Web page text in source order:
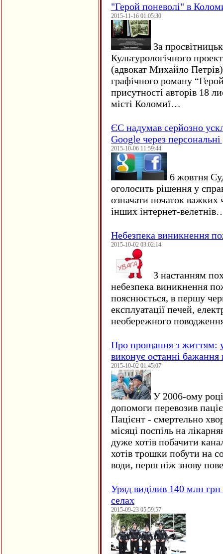
"Герой поневолі" в
2015-11-16 01:05:30
За
Культурологічного
(адвокат Михайло
графічного роману
присутності авторів 18
місті Коломиї…
ЄC надумав серйозно
Google через персональні
2015-10-06 11:59:44
6 жовтня
оголосить рішення у
означати початок важких
інших інтернет-
Небезпека виникнення
2015-10-02 03:02:14
З настанням
небезпека виникнення
пояснюється, в першу
експлуатації печей,
необережного
Про прощання з життям:
виконує останні
2015-10-02 01:45:07
У 2006-ому
допомоги перевозив
Пацієнт - смертельно
місяці поспіль на
дуже хотів побачити
хотів трошки побути на
води, перш ніж знову
Уряд виділив 140 млн
селах
2015-09-23 05:59:57